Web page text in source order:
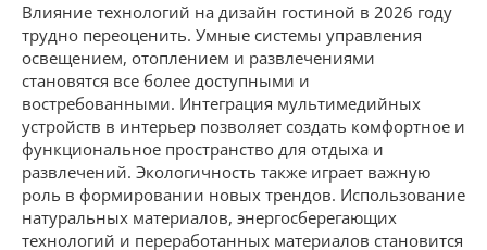
Влияние технологий на дизайн гостиной в 2026 году
трудно переоценить. Умные системы управления
освещением, отоплением и развлечениями
становятся все более доступными и
востребованными. Интеграция мультимедийных
устройств в интерьер позволяет создать комфортное и
функциональное пространство для отдыха и
развлечений. Экологичность также играет важную
роль в формировании новых трендов. Использование
натуральных материалов, энергосберегающих
технологий и переработанных материалов становится